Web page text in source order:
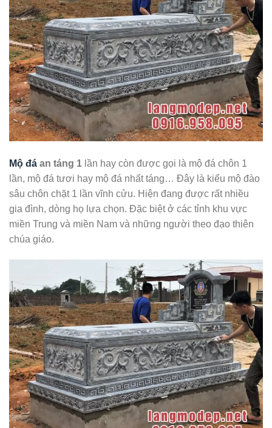
Mộ đá an táng 1 lần hay còn được gọi là mộ đá chôn 1
lần, mộ đá tươi hay mộ đá nhất táng… Đây là kiểu mộ đào
sâu chôn chặt 1 lần vĩnh cửu. Hiện đang được rất nhiều
gia đình, dòng họ lựa chọn. Đặc biệt ở các tỉnh khu vực
miền Trung và miền Nam và những người theo đạo thiên
chúa giáo.